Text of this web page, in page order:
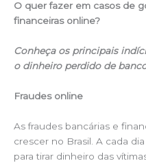
O quer fazer em casos de
financeiras online?
Conheça os principais
o dinheiro perdido de
Fraudes online
As fraudes bancárias e
crescer no Brasil. A cada
para tirar dinheiro das